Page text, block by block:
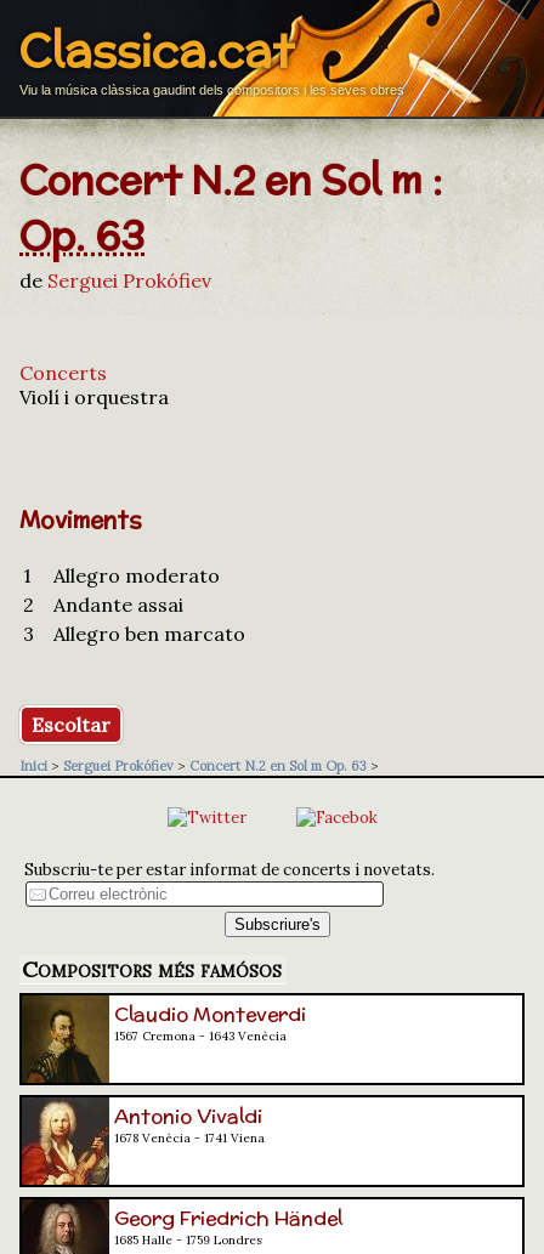
Classica.cat
Viu la música clàssica gaudint dels compositors i les seves obres
Concert N.2 en Sol m :
Op. 63
de Serguei Prokófiev
Concerts
Violí i orquestra
Moviments
1
Allegro moderato
2
Andante assai
3
Allegro ben marcato
Escoltar
Inici > Serguei Prokófiev > Concert N.2 en Sol m Op. 63 >
Subscriu-te per estar informat de concerts i novetats.
Compositors més famósos
Claudio Monteverdi
1567 Cremona - 1643 Venècia
Antonio Vivaldi
1678 Venècia - 1741 Viena
Georg Friedrich Händel
1685 Halle - 1759 Londres